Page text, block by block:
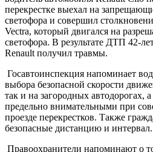
перекрестке выехал на
светофора и совершил
Vectra, который двигался на
светофора. В результате ДТП 42-
Renault получил травмы.
Госавтоинспекция напоминает
выбора безопасной скорости
так и на загородных автодорогах,
предельно внимательными при
проезде перекрестков. Также
безопасные дистанцию и интервал.
Правоохранители напоминают о